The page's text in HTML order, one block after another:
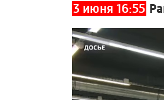
3 июня 16:55